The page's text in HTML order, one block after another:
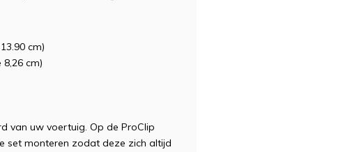
cm)
cm)
van uw voertuig. Op de ProClip
set monteren zodat deze zich altijd